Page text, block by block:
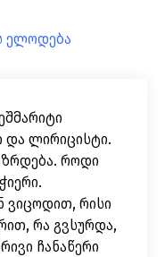
ელოდება
და ლირიცისტი.
როდი
ვიცოდით, რისი
რა გვსურდა,
ჩანაწერი